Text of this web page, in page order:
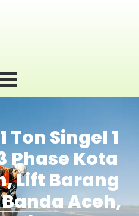
Ton Singel 1
Phase Kota
Lift Barang
Aceh,